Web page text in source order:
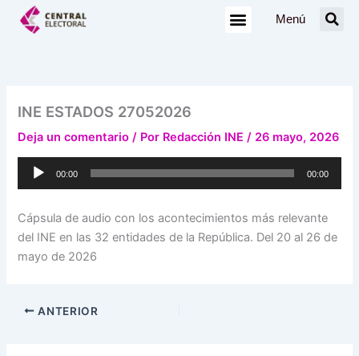
Menú
INE ESTADOS 27052026
Deja un comentario / Por Redacción INE/ 26 mayo, 2026
Reproductor
00:00 00:00
Cápsula de audio con los acontecimientos más relevante
del INE en las 32 entidades de la República. Del 20 al 26 de
mayo de 2026
ANTERIOR